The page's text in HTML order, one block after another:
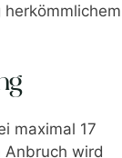
maximal 17
Anbruch wird